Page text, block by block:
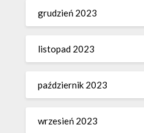
grudzień 2023
listopad 2023
październik 2023
wrzesień 2023